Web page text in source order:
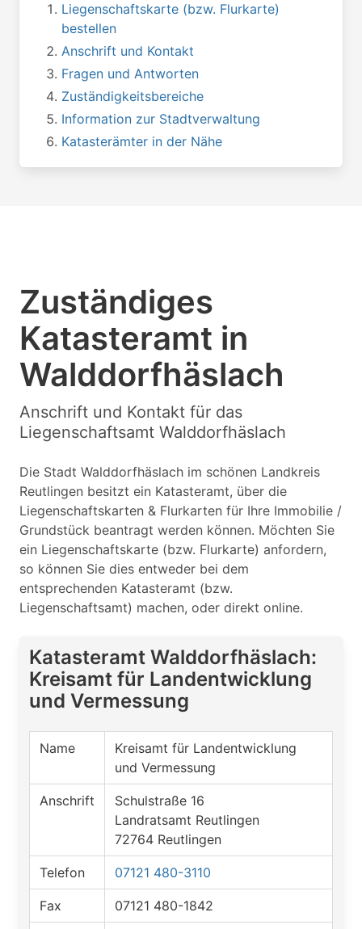
Liegenschaftskarte (bzw. Flurkarte)
bestellen
Anschrift und Kontakt
Fragen und Antworten
Zuständigkeitsbereiche
Information zur Stadtverwaltung
Katasterämter in der Nähe
Zuständiges
Katasteramt in
Walddorfhäslach
Anschrift und Kontakt für das
Liegenschaftsamt Walddorfhäslach
Die Stadt Walddorfhäslach im schönen Landkreis
Reutlingen besitzt ein Katasteramt, über die
Liegenschaftskarten & Flurkarten für Ihre Immobilie /
Grundstück beantragt werden können. Möchten Sie
ein Liegenschaftskarte (bzw. Flurkarte) anfordern,
so können Sie dies entweder bei dem
entsprechenden Katasteramt (bzw.
Liegenschaftsamt) machen, oder direkt online.
Katasteramt Walddorfhäslach:
Kreisamt für Landentwicklung
und Vermessung
Name
Kreisamt für Landentwicklung
und Vermessung
Anschrift
Schulstraße 16
Landratsamt Reutlingen
72764 Reutlingen
Telefon 07121 480-3110
Fax 07121 480-1842